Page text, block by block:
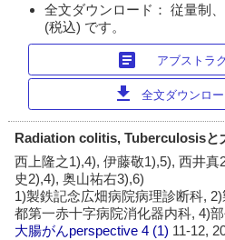
全文ダウンロード： 従量制
(税込) です。
article アブストラ
download 全文ダウンロ
Radiation colitis, Tuberculosisと
西上隆之1),4), 伊藤敬1),5), 西井
史2),4), 奥山祐右3),6)
1)製鉄記念広畑病院病理診断科,
都第一赤十字病院消化器内科, 4)
大腸がんperspective 4 (1) 11-12,